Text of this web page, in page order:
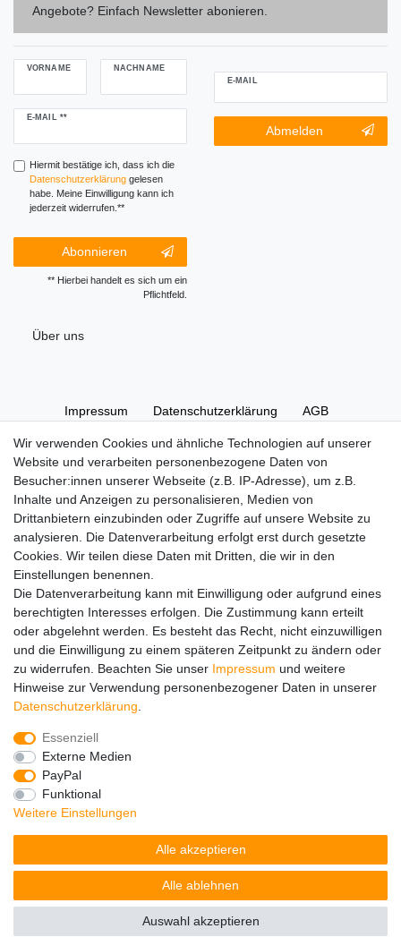
Angebote? Einfach Newsletter abonieren.
VORNAME NACHNAME
E-MAIL **
Newsletter
Hiermit bestätige ich, dass ich die
Daten­schutz­erklärunggelesen
habe. Meine Einwilligung kann ich
jederzeit widerrufen.**
Abonnieren
** Hierbei handelt es sich um ein
Pflichtfeld.
E-MAIL
Newsletter-
Abmeldung
Abmelden
Wir verwenden Cookies und ähnliche Technologien auf unserer
Website und verarbeiten personenbezogene Daten von
Besucher:innen unserer Webseite (z.B. IP-Adresse), um z.B.
Inhalte und Anzeigen zu personalisieren, Medien von
Drittanbietern einzubinden oder Zugriffe auf unsere Website zu
analysieren. Die Datenverarbeitung erfolgt erst durch gesetzte
Cookies. Wir teilen diese Daten mit Dritten, die wir in den
Einstellungen benennen.
Die Datenverarbeitung kann mit Einwilligung oder aufgrund eines
berechtigten Interesses erfolgen. Die Zustimmung kann erteilt
oder abgelehnt werden. Es besteht das Recht, nicht einzuwilligen
und die Einwilligung zu einem späteren Zeitpunkt zu ändern oder
zu widerrufen. Beachten Sie unser Impressum und weitere
Hinweise zur Verwendung personenbezogener Daten in unserer
Daten­schutz­erklärung
Essenziell
Externe Medien
PayPal
Funktional
Weitere Einstellungen
Alle akzeptieren
Alle ablehnen
Auswahl akzeptieren
Über uns
Impressum Daten­schutz­erklärung AGB
Widerrufs­recht Vertrag widerrufen Kontakt
Hinweise zur Batterieentsorgung
Im Zusammenhang mit dem Vertrieb von Batterien oder mit
der Lieferung von Geräten, die Batterien enthalten, sind wir
verpflichtet, Sie auf folgendes hinzuweisen:
Sie sind zur Rückgabe gebrauchter Batterien als Endnutzer
gesetzlich verpflichtet. Sie können Altbatterien, die wir als
Neubatterien im Sortiment führen oder geführt haben,
unentgeltlich an unserem Versandlager (Versandadresse)
zurückgeben. Die auf den Batterien abgebildeten Symbole
haben folgende Bedeutung:
Das Symbol der durchgekreuzten Mülltonne bedeutet, dass
die Batterie nicht in den Hausmüll gegeben werden darf.
Pb = Batterie enthält mehr als 0,004 Masseprozent Blei
Cd = Batterie enthält mehr als 0,002 Masseprozent
Cadmium
Hg = Batterie enthält mehr als 0,0005 Masseprozent
Bitte beachten Sie die vorstehenden Hinweise.